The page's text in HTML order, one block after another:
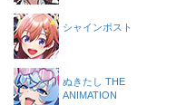
シャインポスト
ぬきたし THE
ANIMATION